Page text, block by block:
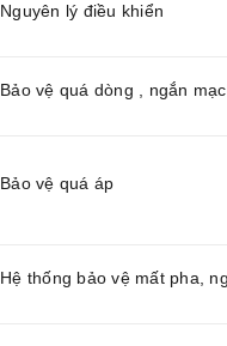
Nguyên lý điều khiển
Bảo vệ quá dòng , ngắn
Bảo vệ quá áp
Hệ thống bảo vệ mất pha,